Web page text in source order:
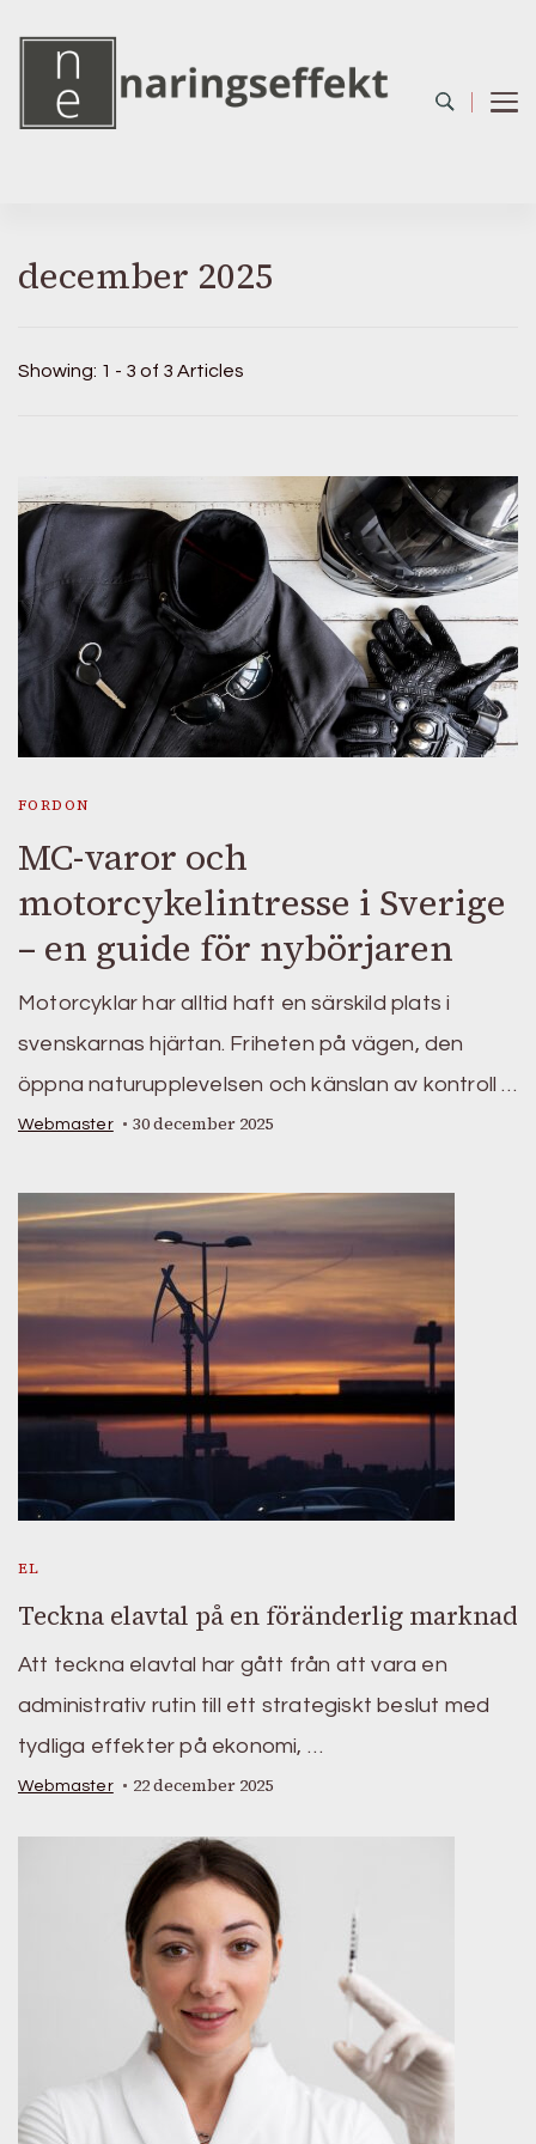
december 2025
Showing: 1 - 3 of 3 Articles
FORDON
MC-varor och
motorcykelintresse i Sverige
– en guide för nybörjaren
Motorcyklar har alltid haft en särskild plats i
svenskarnas hjärtan. Friheten på vägen, den
öppna naturupplevelsen och känslan av kontroll …
Webmaster 30 december 2025
EL
Teckna elavtal på en föränderlig marknad
Att teckna elavtal har gått från att vara en
administrativ rutin till ett strategiskt beslut med
tydliga effekter på ekonomi, …
Webmaster 22 december 2025